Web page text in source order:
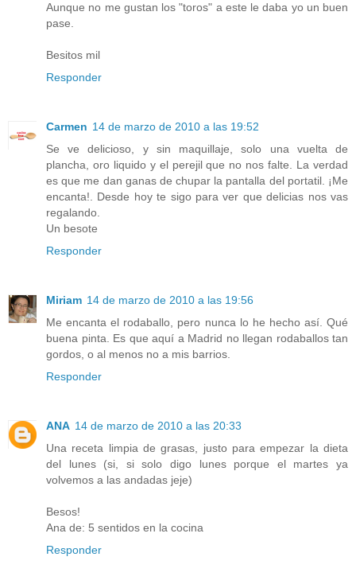
Aunque no me gustan los "toros" a este le daba yo un buen
pase.
Besitos mil
Responder
Carmen 14 de marzo de 2010 a las 19:52
Se ve delicioso, y sin maquillaje, solo una vuelta de
plancha, oro liquido y el perejil que no nos falte. La verdad
es que me dan ganas de chupar la pantalla del portatil. ¡Me
encanta!. Desde hoy te sigo para ver que delicias nos vas
regalando.
Un besote
Responder
Miriam 14 de marzo de 2010 a las 19:56
Me encanta el rodaballo, pero nunca lo he hecho así. Qué
buena pinta. Es que aquí a Madrid no llegan rodaballos tan
gordos, o al menos no a mis barrios.
Responder
ANA 14 de marzo de 2010 a las 20:33
Una receta limpia de grasas, justo para empezar la dieta
del lunes (si, si solo digo lunes porque el martes ya
volvemos a las andadas jeje)
Besos!
Ana de: 5 sentidos en la cocina
Responder